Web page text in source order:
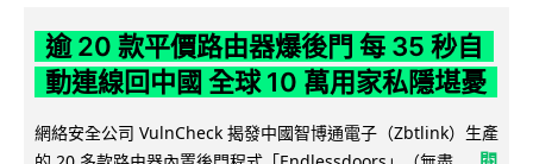
逾 20 款平價路由器爆後門 每 35 秒自
動連線回中國 全球 10 萬用家私隱堪憂
網絡安全公司 VulnCheck 揭發中國智博通電子（Zbtlink）生產